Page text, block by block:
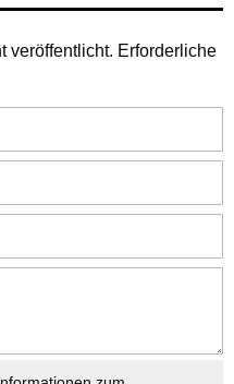
veröffentlicht. Erforderliche